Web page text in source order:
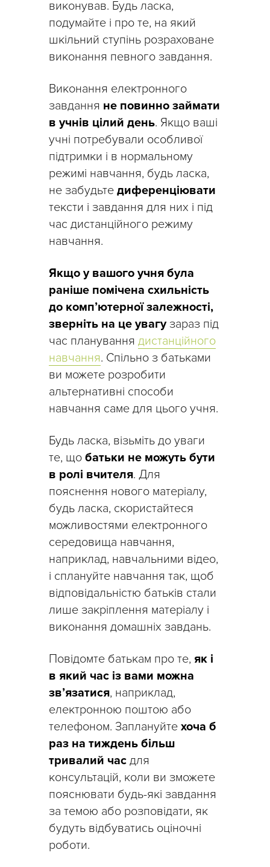
виконував. Будь ласка,
подумайте і про те, на який
шкільний ступінь розраховане
виконання певного завдання.
Виконання електронного
завдання не повинно займати
в учнів цілий день. Якщо ваші
учні потребували особливої ​​
підтримки і в нормальному
режимі навчання, будь ласка,
не забудьте диференціювати
тексти і завдання для них і під
час дистанційного режиму
навчання.
Якщо у вашого учня була
раніше помічена схильність
до комп’ютерної залежності,
зверніть на це увагузараз під
час планування дистанційного
навчання. Спільно з батьками
ви можете розробити
альтернативні способи
навчання саме для цього учня.
Будь ласка, візьміть до уваги
те, що батьки не можуть бути
в ролі вчителя. Для
пояснення нового матеріалу,
будь ласка, скористайтеся
можливостями електронного
середовища навчання,
наприклад, навчальними відео,
і сплануйте навчання так, щоб
відповідальністю батьків стали
лише закріплення матеріалу і
виконання домашніх завдань.
Повідомте батькам про те, як і
в який час із вами можна
зв’язатися, наприклад,
електронною поштою або
телефоном. Заплануйте хоча б
раз на тиждень більш
тривалий час для
консультацій, коли ви зможете
пояснювати будь-які завдання
за темою або розповідати, як
будуть відбуватись оціночні
роботи.